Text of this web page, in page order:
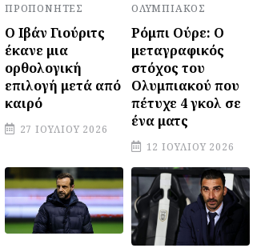
ΠΡΟΠΟΝΗΤΈΣ
Ο Ιβάν Γιούριτς
έκανε μια
ορθολογική
επιλογή μετά από
καιρό
27 ΙΟΥΛΊΟΥ 2026
ΟΛΥΜΠΙΑΚΌΣ
Ρόμπι Ούρε: Ο
μεταγραφικός
στόχος του
Ολυμπιακού που
πέτυχε 4 γκολ σε
ένα ματς
12 ΙΟΥΛΊΟΥ 2026